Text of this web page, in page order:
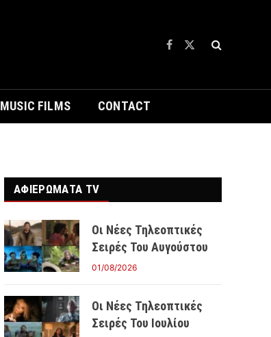
Facebook
X
MUSIC FILMS CONTACT
ΑΦΙΕΡΩΜΑΤΑ TV
Οι Νέες Τηλεοπτικές
Σειρές Του Αυγούστου
01/08/2026
Οι Νέες Τηλεοπτικές
Σειρές Του Ιουλίου